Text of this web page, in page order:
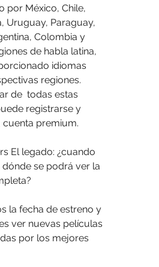
por México, Chile,
Uruguay, Paraguay,
Colombia y
de habla latina,
idiomas
regiones.
de  todas estas
registrarse y
cuenta premium.
dónde se podrá ver la
ver nuevas películas
por los mejores